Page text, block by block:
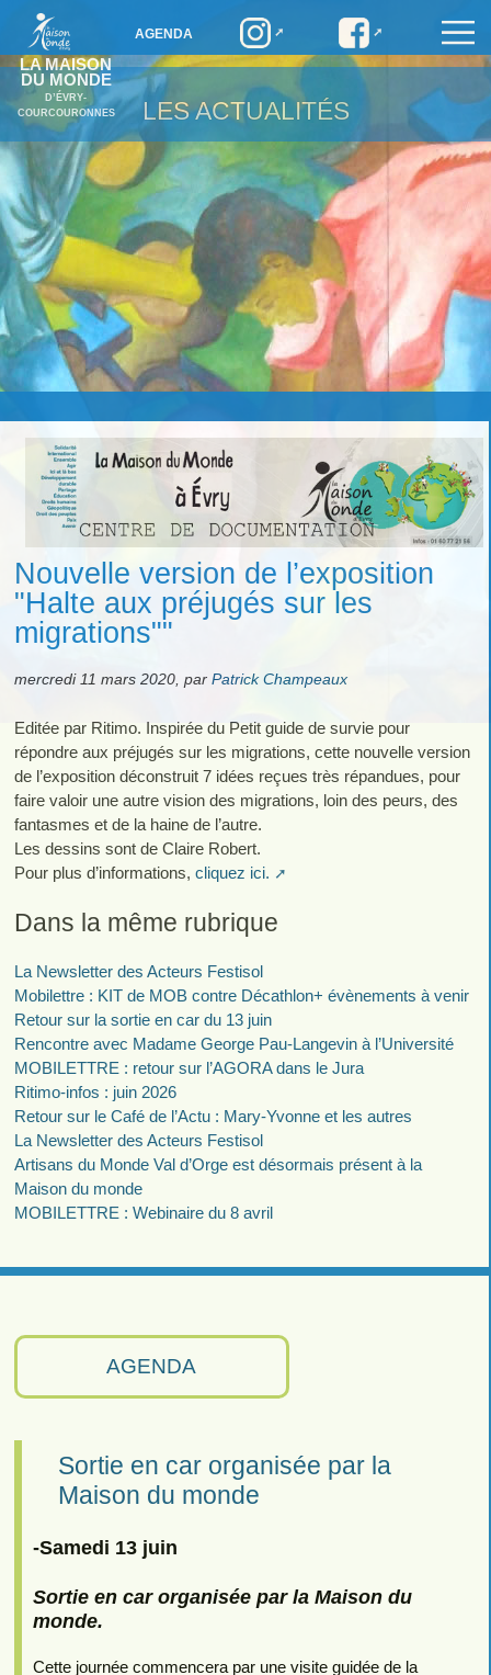
LA MAISON
DU MONDE
D’ÉVRY-
COURCOURONNES
AGENDA
LES ACTUALITÉS
AGENDA
Sortie en car organisée par la
Maison du monde
-Samedi 13 juin
Sortie en car organisée par la Maison du
monde.
Cette journée commencera par une visite guidée de la
Nouvelle version de l’exposition
"Halte aux préjugés sur les
migrations""
mercredi 11 mars 2020, par Patrick Champeaux
Editée par Ritimo. Inspirée du Petit guide de survie pour
répondre aux préjugés sur les migrations, cette nouvelle version
de l’exposition déconstruit 7 idées reçues très répandues, pour
faire valoir une autre vision des migrations, loin des peurs, des
fantasmes et de la haine de l’autre.
Les dessins sont de Claire Robert.
Pour plus d’informations, cliquez ici.
Dans la même rubrique
La Newsletter des Acteurs Festisol
Mobilettre : KIT de MOB contre Décathlon+ évènements à venir
Retour sur la sortie en car du 13 juin
Rencontre avec Madame George Pau-Langevin à l’Université
MOBILETTRE : retour sur l’AGORA dans le Jura
Ritimo-infos : juin 2026
Retour sur le Café de l’Actu : Mary-Yvonne et les autres
La Newsletter des Acteurs Festisol
Artisans du Monde Val d’Orge est désormais présent à la
Maison du monde
MOBILETTRE : Webinaire du 8 avril